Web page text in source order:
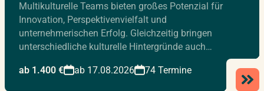
Multikulturelle Teams bieten großes Potenzial für
Innovation, Perspektivenvielfalt und
unternehmerischen Erfolg. Gleichzeitig bringen
unterschiedliche kulturelle Hintergründe auch…
ab 1.400 € ab 17.08.2026 74 Termine